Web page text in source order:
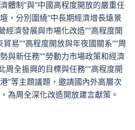
體制”與“中國高程度開放的嚴重任
，分別圍繞“中長期經濟增長遠景
經濟發展與市場化改造”“高程度開
易”“高程度開放與年夜國關系”“周
與新任務”“勞動力市場政策和經濟
周全振興的目標與任務”“高程度開
”等主題議題，邀請國內外高層次
為周全深化改造開放建言獻策。